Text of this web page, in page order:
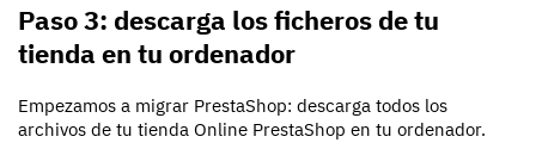
Paso 3: descarga los ficheros de tu
tienda en tu ordenador
Empezamos a migrar PrestaShop: descarga todos los
archivos de tu tienda Online PrestaShop en tu ordenador.